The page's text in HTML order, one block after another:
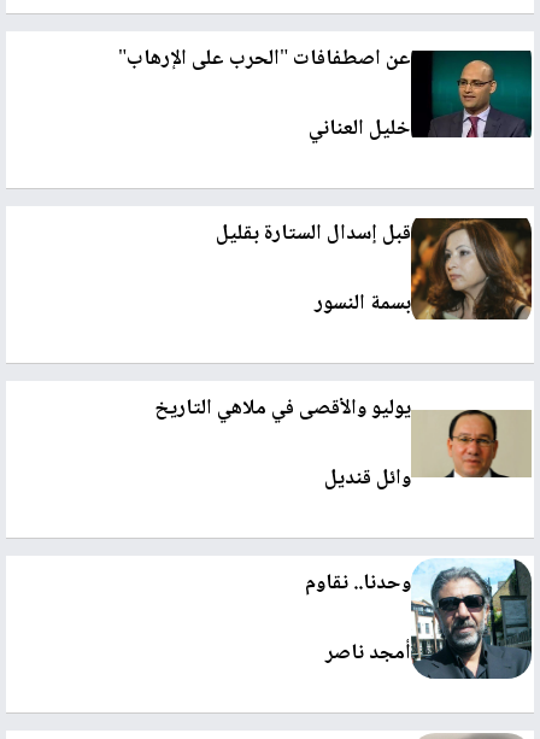
عن اصطفافات "الحرب على الإرهاب"
خليل العناني
قبل إسدال الستارة بقليل
بسمة النسور
يوليو والأقصى في ملاهي التاريخ
وائل قنديل
وحدنا.. نقاوم
أمجد ناصر